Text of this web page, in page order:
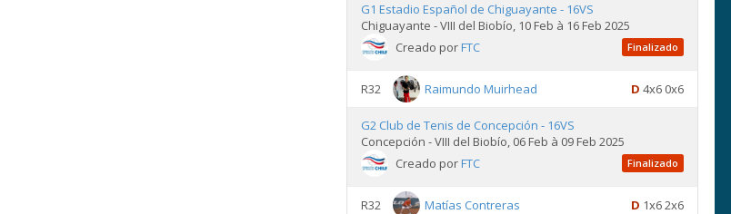
G1 Estadio Español de Chiguayante - 16VS
Chiguayante - VIII del Biobío, 10 Feb à 16 Feb 2025
Creado porFTC Finalizado
R32 Raimundo Muirhead D 4x6 0x6
G2 Club de Tenis de Concepción - 16VS
Concepción - VIII del Biobío, 06 Feb à 09 Feb 2025
Creado porFTC Finalizado
R32 Matías Contreras D 1x6 2x6